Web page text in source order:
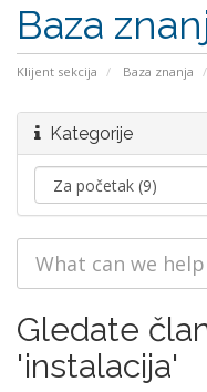
Baza
Klijent sekcija Baza znanja
Kategorije
Gledate
'instalacija'